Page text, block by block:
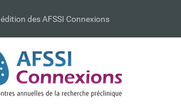
édition des AFSSI Connexions